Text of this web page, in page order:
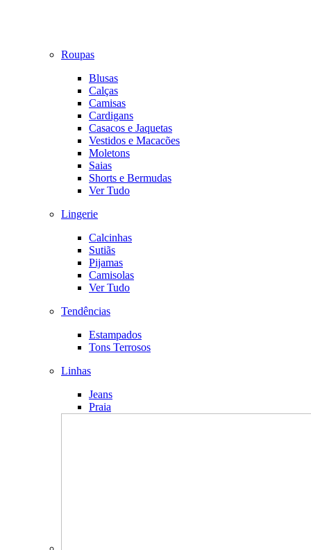
Roupas
Blusas
Calças
Camisas
Cardigans
Casacos e Jaquetas
Vestidos e Macacões
Moletons
Saias
Shorts e Bermudas
Ver Tudo
Lingerie
Calcinhas
Sutiãs
Pijamas
Camisolas
Ver Tudo
Tendências
Estampados
Tons Terrosos
Linhas
Jeans
Praia